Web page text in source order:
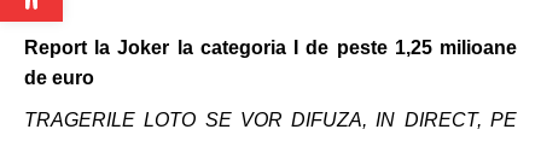
Report la Joker la categoria I de peste 1,25 milioane
de euro
TRAGERILE LOTO SE VOR DIFUZA, IN DIRECT, PE